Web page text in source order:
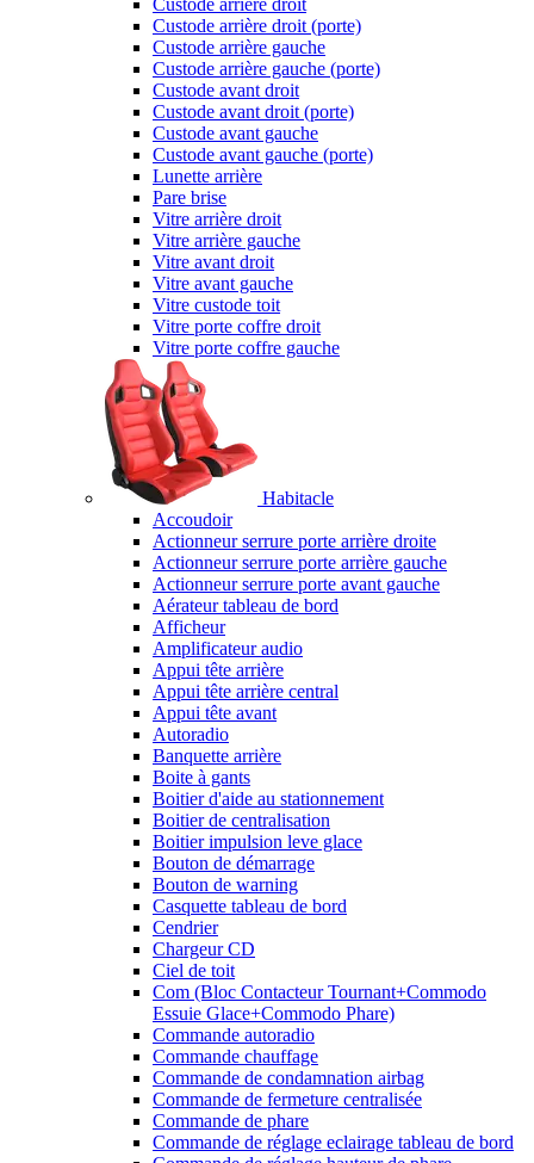
Custode arrière droit
Custode arrière droit (porte)
Custode arrière gauche
Custode arrière gauche (porte)
Custode avant droit
Custode avant droit (porte)
Custode avant gauche
Custode avant gauche (porte)
Lunette arrière
Pare brise
Vitre arrière droit
Vitre arrière gauche
Vitre avant droit
Vitre avant gauche
Vitre custode toit
Vitre porte coffre droit
Vitre porte coffre gauche
Habitacle
Accoudoir
Actionneur serrure porte arrière droite
Actionneur serrure porte arrière gauche
Actionneur serrure porte avant gauche
Aérateur tableau de bord
Afficheur
Amplificateur audio
Appui tête arrière
Appui tête arrière central
Appui tête avant
Autoradio
Banquette arrière
Boite à gants
Boitier d'aide au stationnement
Boitier de centralisation
Boitier impulsion leve glace
Bouton de démarrage
Bouton de warning
Casquette tableau de bord
Cendrier
Chargeur CD
Ciel de toit
Com (Bloc Contacteur Tournant+Commodo
Essuie Glace+Commodo Phare)
Commande autoradio
Commande chauffage
Commande de condamnation airbag
Commande de fermeture centralisée
Commande de phare
Commande de réglage eclairage tableau de bord